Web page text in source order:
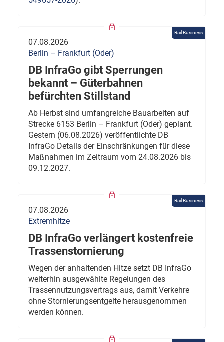
Rail Business
07.08.2026
Berlin – Frankfurt (Oder)
DB InfraGo gibt Sperrungen
bekannt – Güterbahnen
befürchten Stillstand
Ab Herbst sind umfangreiche Bauarbeiten auf
Strecke 6153 Berlin – Frankfurt (Oder) geplant.
Gestern (06.08.2026) veröffentlichte DB
InfraGo Details der Einschränkungen für diese
Maßnahmen im Zeitraum vom 24.08.2026 bis
09.12.2027.
Rail Business
07.08.2026
Extremhitze
DB InfraGo verlängert kostenfreie
Trassenstornierung
Wegen der anhaltenden Hitze setzt DB InfraGo
weiterhin ausgewählte Regelungen des
Trassennutzungsvertrags aus, damit Verkehre
ohne Stornierungsentgelte herausgenommen
werden können.